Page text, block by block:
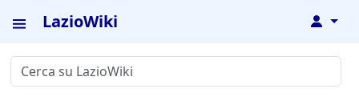
LazioWiki ↓